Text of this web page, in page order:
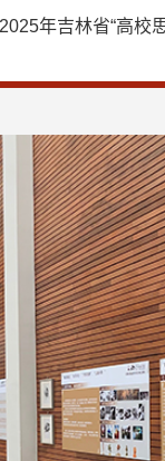
长春历史文化博物馆
年吉林省“高校